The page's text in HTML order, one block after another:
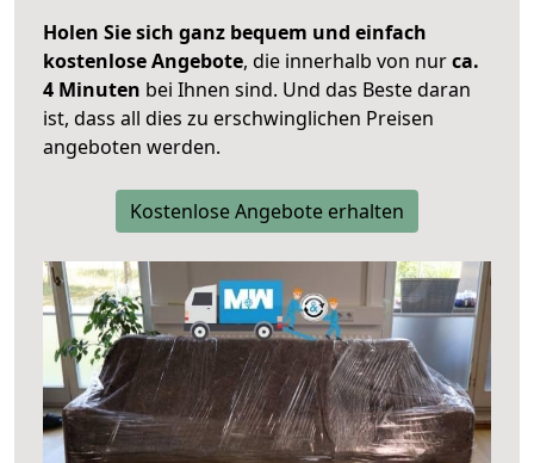
Holen Sie sich ganz bequem und einfach
kostenlose Angebote, die innerhalb von nurca.
4 Minuten bei Ihnen sind. Und das Beste daran
ist, dass all dies zu erschwinglichen Preisen
angeboten werden.
Kostenlose Angebote erhalten